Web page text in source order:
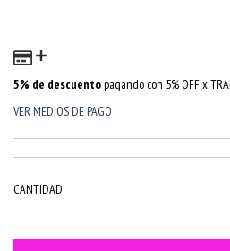
5% de descuentopagando con 5% OFF x
VER MEDIOS DE PAGO
CANTIDAD